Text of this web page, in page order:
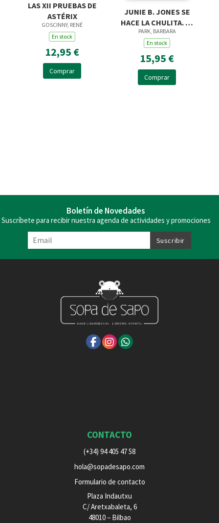
LAS XII PRUEBAS DE
ASTÉRIX
GOSCINNY, RENÉ
En stock
12,95 €
Comprar
JUNIE B. JONES SE
HACE LA CHULITA. EL
CÓMIC
PARK, BARBARA
En stock
15,95 €
Comprar
Boletín de Novedades
Suscríbete para recibir nuestra agenda de actividades y promociones
CONTACTO
(+34) 94 405 47 58
hola@sopadesapo.com
Formulario de contacto
Plaza Indautxu
C/ Aretxabaleta, 6
48010 – Bilbao